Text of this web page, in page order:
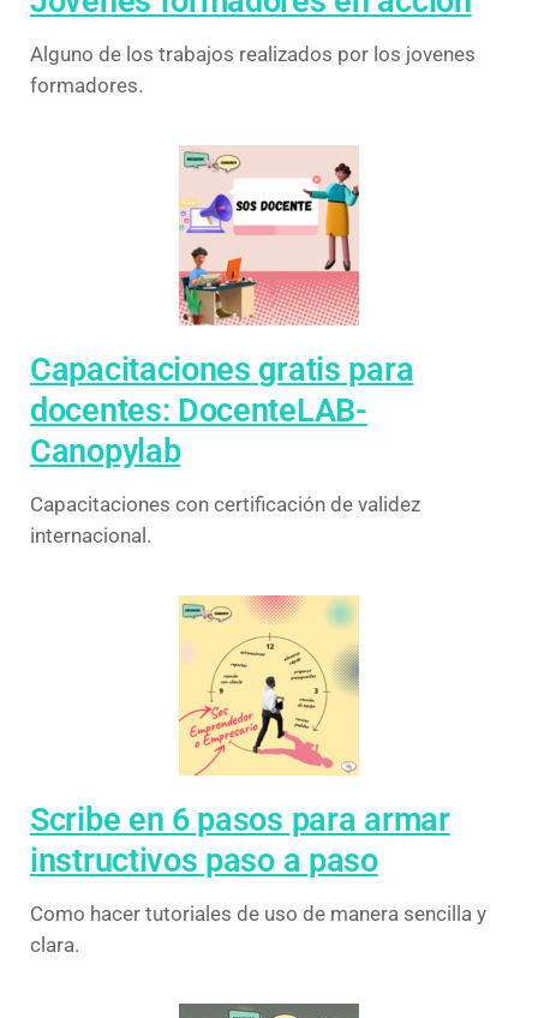
Alguno de los trabajos realizados por los jovenes
formadores.
Capacitaciones gratis para
docentes: DocenteLAB-
Canopylab
Capacitaciones con certificación de validez
internacional.
Scribe en 6 pasos para armar
instructivos paso a paso
Como hacer tutoriales de uso de manera sencilla y
clara.